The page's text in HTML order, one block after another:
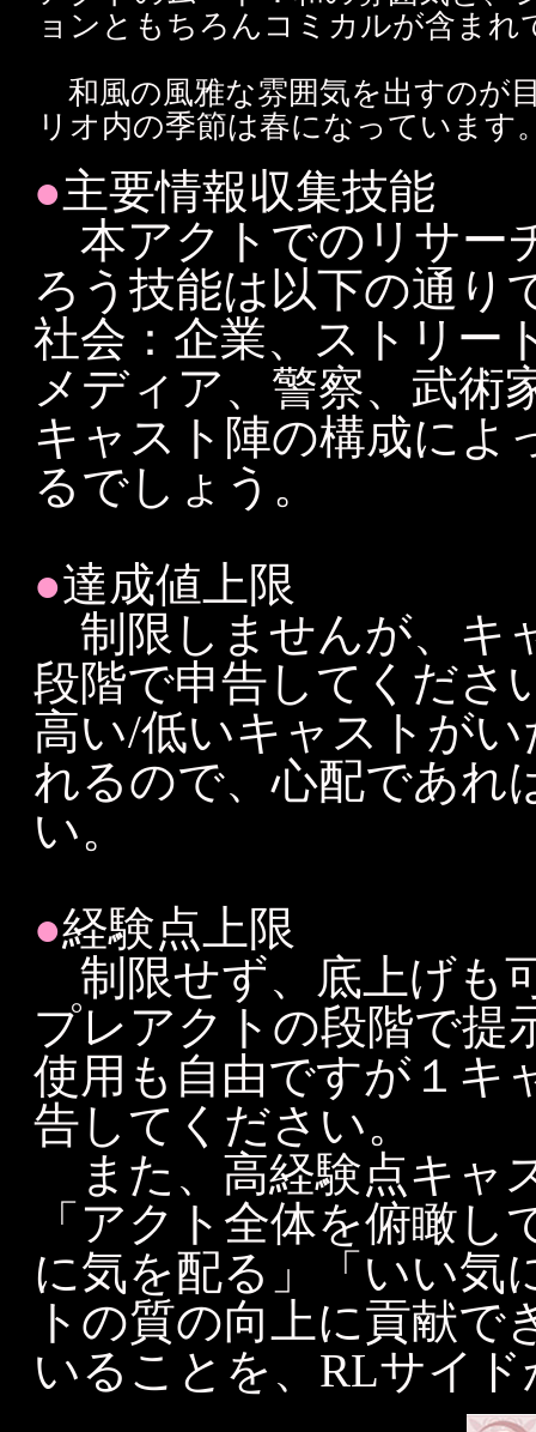
ョンともちろんコミカルが含まれ
和風の風雅な雰囲気を出すのが
リオ内の季節は春になっています
●主要情報収集技能
本アクトでのリサー
ろう技能は以下の通り
社会：企業、ストリー
メディア、警察、武術
キャスト陣の構成によ
るでしょう。
●達成値上限
制限しませんが、キ
段階で申告してくださ
高い/低いキャストが
れるので、心配であれ
い。
●経験点上限
制限せず、底上げも
プレアクトの段階で提
使用も自由ですが１キ
告してください。
また、高経験点キャ
「アクト全体を俯瞰
に気を配る」「いい気
トの質の向上に貢献
いることを、RLサイ